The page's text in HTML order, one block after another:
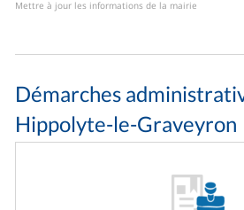
Mettre à jour les informations de la mairie
Démarches
Hippolyte-le-Graveyron